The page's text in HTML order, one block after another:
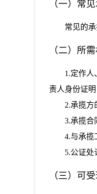
（一）常
常见的
（二）所
1.定作人
责人身份证
2.承揽方
3.承揽合
4.与承揽
5.公证处
（三）可